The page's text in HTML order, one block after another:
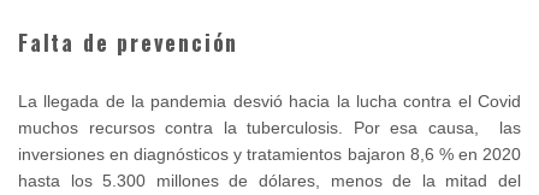
Falta de prevención
La llegada de la pandemia desvió hacia la lucha contra el Covid
muchos recursos contra la tuberculosis. Por esa causa, las
inversiones en diagnósticos y tratamientos bajaron 8,6 % en 2020
hasta los 5.300 millones de dólares, menos de la mitad del